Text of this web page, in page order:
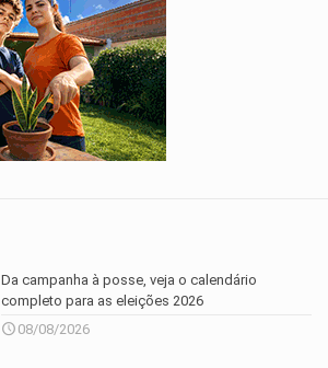
Da campanha à posse, veja o calendário
completo para as eleições 2026
08/08/2026